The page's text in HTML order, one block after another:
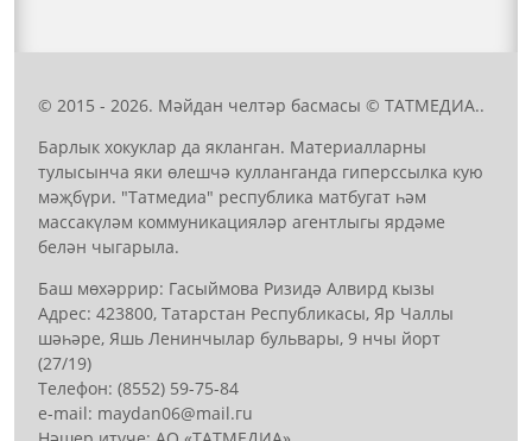
© 2015 - 2026. Мәйдан челтәр басмасы © ТАТМЕДИА..
Барлык хокуклар да якланган. Материалларны
тулысынча яки өлешчә кулланганда гиперссылка кую
мәҗбүри. "Татмедиа" республика матбугат һәм
массакүләм коммуникацияләр агентлыгы ярдәме
белән чыгарыла.
Баш мөхәррир: Гасыймова Ризидә Алвирд кызы
Адрес: 423800, Татарстан Республикасы, Яр Чаллы
шәһәре, Яшь Ленинчылар бульвары, 9 нчы йорт
(27/19)
Телефон: (8552) 59-75-84
е-mail: mауdаn06@mail.гu